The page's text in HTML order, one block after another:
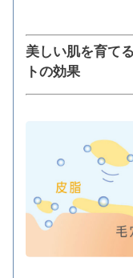
美しい肌を育て
トの効果